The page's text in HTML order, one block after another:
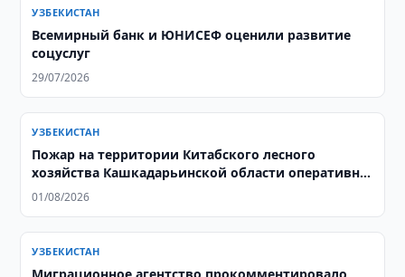
УЗБЕКИСТАН
Всемирный банк и ЮНИСЕФ оценили развитие
соцуслуг
29/07/2026
УЗБЕКИСТАН
Пожар на территории Китабского лесного
хозяйства Кашкадарьинской области оперативно
ликвидирован
01/08/2026
УЗБЕКИСТАН